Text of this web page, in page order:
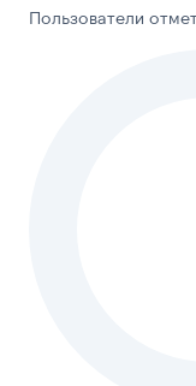
Пользователи